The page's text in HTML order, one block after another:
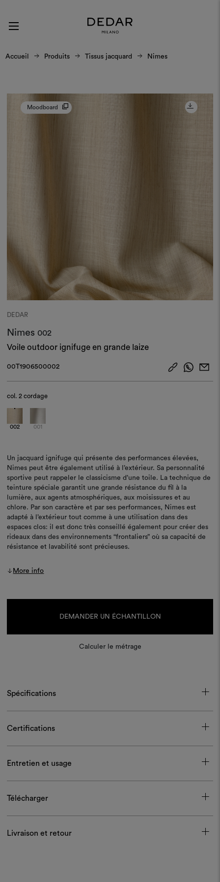
Accueil Produits Tissus jacquard Nimes
Moodboard
DEDAR
Nimes 002
Voile outdoor ignifuge en grande laize
00T1906500002
col.2 cordage
002 001
Un jacquard ignifuge qui présente des performances élevées,
Nimes peut être également utilisé à l’extérieur. Sa personnalité
sportive peut rappeler le classicisme d’une toile. La technique de
teinture spéciale garantit une grande résistance du fil à la
lumière, aux agents atmosphériques, aux moisissures et au
chlore. Par son caractère et par ses performances, Nimes est
adapté à l’extérieur tout comme à une utilisation dans des
espaces clos: il est donc très conseillé également pour créer des
rideaux dans des environnements “frontaliers” où sa capacité de
résistance et lavabilité sont précieuses.
More info
DEMANDER UN ÉCHANTILLON
Calculer le métrage
Spécifications
Certifications
Entretien et usage
Télécharger
Livraison et retour